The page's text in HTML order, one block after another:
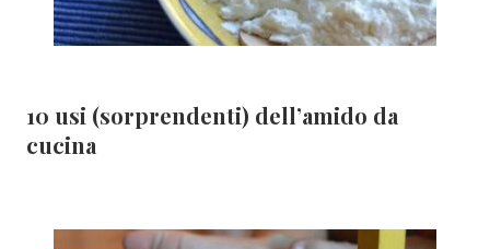
10 usi (sorprendenti) dell’amido da
cucina